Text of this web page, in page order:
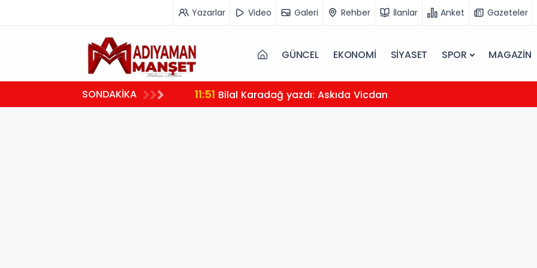
Yazarlar Video Galeri Rehber İlanlar Anket Gazeteler
GÜNCEL EKONOMİ SİYASET SPOR MAGAZİN
SONDAKİKA 11:51 Bilal Karadağ yazdı: Askıda Vicdan